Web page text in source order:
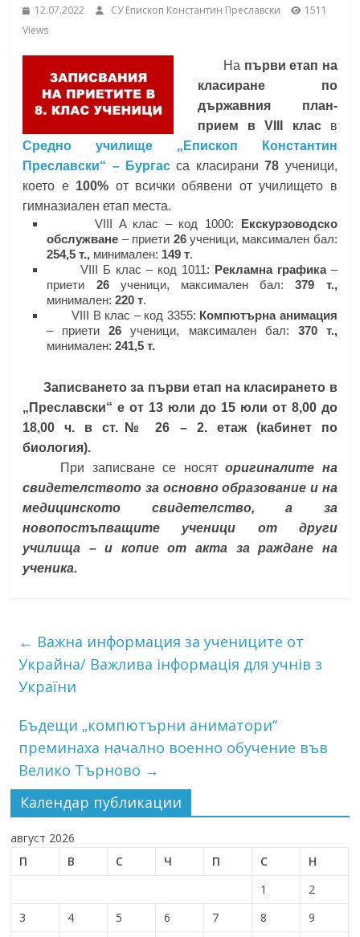
under the Erasmus+ Programme in
School,
Burgas
Средно
"Епископ
Константин
Преславски"
Бургас
12.07.2022 СУ Епископ Константин Преславски
1511
Views
На първи етап на
класиране по
държавния план-
прием в VIII класв
Средно училище „Епископ Константин
Преславски“ – Бургас са класирани78 ученици,
което е 100% от всички обявени от училището в
гимназиален етап места.
VIII A клас – код 1000:
Екскурзоводско
обслужване – приети 26 ученици, максимален бал:
254,5 т., минимален: 149 т.
VIII Б клас – код 1011: Рекламна графика–
приети 26 ученици, максимален бал:379 т.,
минимален:220 т.
VIII B клас – код 3355: Компютърна анимация
– приети26ученици, максимален бал: 370 т.,
минимален:241,5 т.
Записването за първи етап на класирането в
„Преславски“ е от 13 юли до 15 юли от 8,00 до
18,00 ч. в ст.№ 26 – 2. етаж (кабинет по
биология).
При записване се носяторигиналите на
свидетелството за основно образование и на
медицинското свидетелство, а за
новопостъпващите ученици от други
училища – и копие от акта за раждане на
ученика.
← Важна информация за учениците от
Украйна/ Важлива інформація для учнів з
України
Бъдещи „компютърни аниматори“
преминаха начално военно обучение във
Велико Търново →
Календар публикации
август 2026
П
В С Ч П С
Н
1
2
3
4 5 6 7 8
9